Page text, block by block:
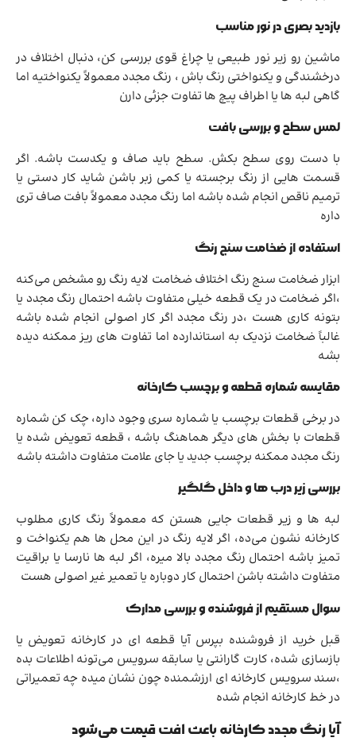
بازدید بصری در نور مناسب
ماشین رو زیر نور طبیعی یا چراغ قوی بررسی کن، دنبال اختلاف در
درخشندگی و یکنواختی رنگ باش ، رنگ مجدد معمولاً یکنواختیه اما
گاهی لبه ها یا اطراف پیچ ها تفاوت جزئی دارن
لمس سطح و بررسی بافت
با دست روی سطح بکش. سطح باید صاف و یکدست باشه. اگر
قسمت هایی از رنگ برجسته یا کمی زبر باشن شاید کار دستی یا
ترمیم ناقص انجام شده باشه اما رنگ مجدد معمولاً بافت صاف تری
داره
استفاده از ضخامت سنج رنگ
ابزار ضخامت سنج رنگ اختلاف ضخامت لایه رنگ رو مشخص می‌کنه
،اگر ضخامت در یک قطعه خیلی متفاوت باشه احتمال رنگ مجدد یا
بتونه کاری هست ،در رنگ مجدد اگر کار اصولی انجام شده باشه
غالباً ضخامت نزدیک به استاندارده اما تفاوت های ریز ممکنه دیده
بشه
مقایسه شماره قطعه و برچسب کارخانه
در برخی قطعات برچسب یا شماره سری وجود داره، چک کن شماره
قطعات با بخش های دیگر هماهنگ باشه ، قطعه تعویض شده یا
رنگ مجدد ممکنه برچسب جدید یا جای علامت متفاوت داشته باشه
بررسی زیر درب ها و داخل گلگیر
لبه ها و زیر قطعات جایی هستن که معمولاً رنگ کاری مطلوب
کارخانه نشون می‌ده، اگر لایه رنگ در این محل ها هم یکنواخت و
تمیز باشه احتمال رنگ مجدد بالا میره، اگر لبه ها نارسا یا براقیت
متفاوت داشته باشن احتمال کار دوباره یا تعمیر غیر اصولی هست
سوال مستقیم از فروشنده و بررسی مدارک
قبل خرید از فروشنده بپرس آیا قطعه ای در کارخانه تعویض یا
بازسازی شده، کارت گارانتی یا سابقه سرویس می‌تونه اطلاعات بده
،سند سرویس کارخانه ای ارزشمنده چون نشان میده چه تعمیراتی
در خط کارخانه انجام شده
آیا رنگ مجدد کارخانه باعث افت قیمت می‌شود